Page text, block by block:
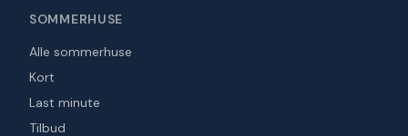
SOMMERHUSE
Alle sommerhuse
Kort
Last minute
Tilbud